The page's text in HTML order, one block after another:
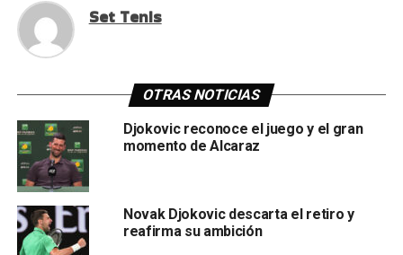
Set Tenis
OTRAS NOTICIAS
Djokovic reconoce el juego y el gran
momento de Alcaraz
Novak Djokovic descarta el retiro y
reafirma su ambición